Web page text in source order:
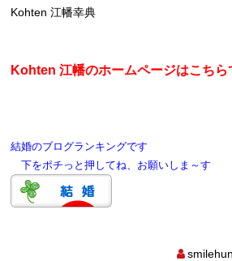
Kohten 江幡幸典
Kohten 江幡のホームページはこちら
結婚のブログランキングです
下をポチっと押してね、お願いしま～す